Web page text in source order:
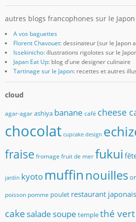
autres blogs francophones sur le Japon
A vos baguettes
Florent Chavouet: dessinateur (sur le Japon
Issekinicho: illustrations rigolotes sur le
Japan Eat Up: blog d'une designer culinaire
Tartinage sur le Japon: recettes et autres
cloud
agar-agar ashiya banane café cheese
chocolat cupcake design
fraise fromage fruit de mer fukui
jardin kyoto muffin nouilles
poisson pomme poulet restaurant japonais
cake salade soupe templethé vert